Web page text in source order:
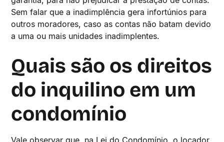
Sem falar que a inadimplência gera infortúnios para
outros moradores, caso as contas não batam devido
a uma ou mais unidades inadimplentes.
Quais são os direitos
do inquilino em um
condomínio
Vale observar que, na Lei do Condomínio, o locador